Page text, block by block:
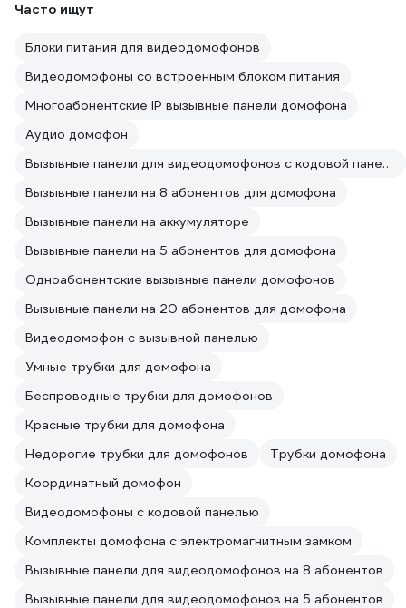
Часто ищут
Блоки питания для видеодомофонов
Видеодомофоны со встроенным блоком питания
Многоабонентские IP вызывные панели домофона
Аудио домофон
Вызывные панели для видеодомофонов с кодовой панелью
Вызывные панели на 8 абонентов для домофона
Вызывные панели на аккумуляторе
Вызывные панели на 5 абонентов для домофона
Одноабонентские вызывные панели домофонов
Вызывные панели на 20 абонентов для домофона
Видеодомофон с вызывной панелью
Умные трубки для домофона
Беспроводные трубки для домофонов
Красные трубки для домофона
Недорогие трубки для домофонов
Трубки домофона
Координатный домофон
Видеодомофоны с кодовой панелью
Комплекты домофона с электромагнитным замком
Вызывные панели для видеодомофонов на 8 абонентов
Вызывные панели для видеодомофонов на 5 абонентов